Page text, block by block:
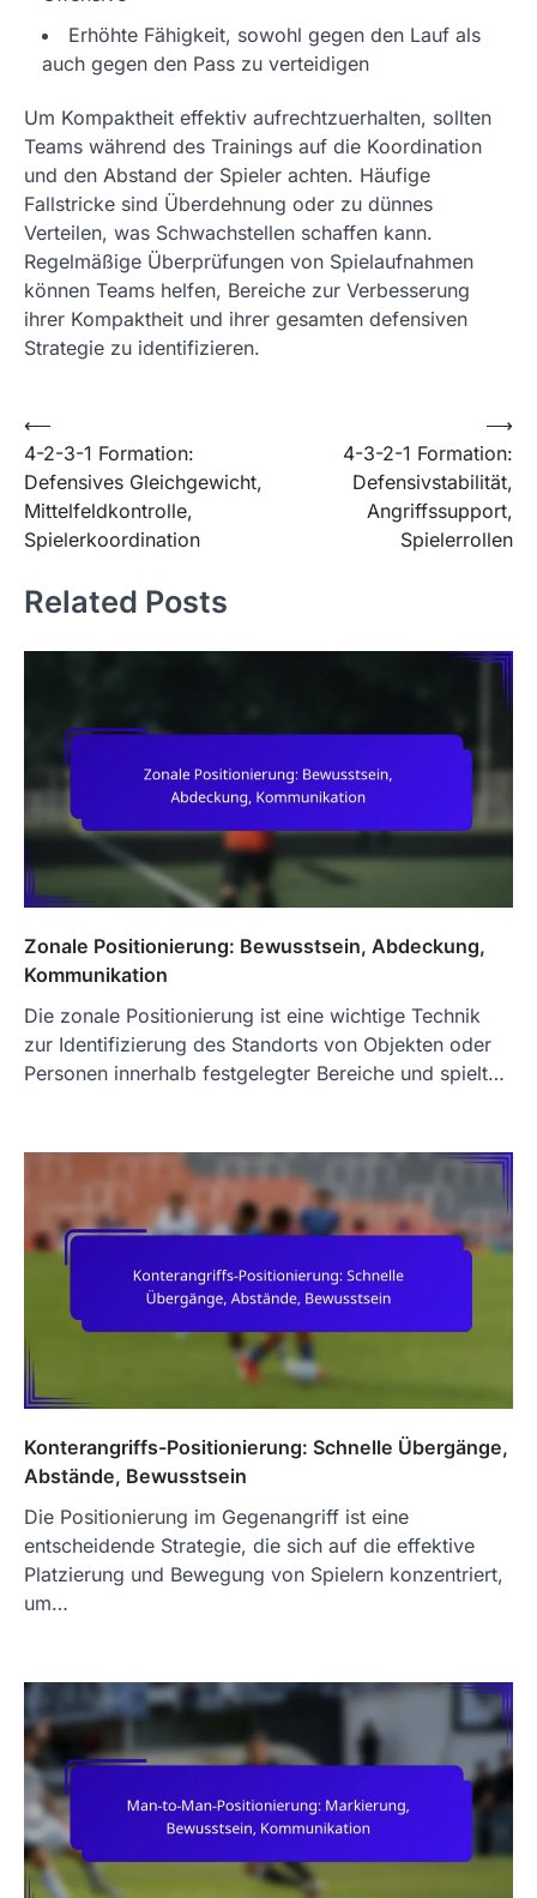
Erhöhte Fähigkeit, sowohl gegen den Lauf als
auch gegen den Pass zu verteidigen
Um Kompaktheit effektiv aufrechtzuerhalten, sollten
Teams während des Trainings auf die Koordination
und den Abstand der Spieler achten. Häufige
Fallstricke sind Überdehnung oder zu dünnes
Verteilen, was Schwachstellen schaffen kann.
Regelmäßige Überprüfungen von Spielaufnahmen
können Teams helfen, Bereiche zur Verbesserung
ihrer Kompaktheit und ihrer gesamten defensiven
Strategie zu identifizieren.
Post
navigation
⟵
4-2-3-1 Formation:
Defensives Gleichgewicht,
Mittelfeldkontrolle,
Spielerkoordination
4-3-2-1 Formation:
Defensivstabilität,
Angriffssupport,
Spielerrollen
⟶
Related Posts
Zonale Positionierung: Bewusstsein, Abdeckung,
Kommunikation
Die zonale Positionierung ist eine wichtige Technik
zur Identifizierung des Standorts von Objekten oder
Personen innerhalb festgelegter Bereiche und spielt…
Konterangriffs-Positionierung: Schnelle Übergänge,
Abstände, Bewusstsein
Die Positionierung im Gegenangriff ist eine
entscheidende Strategie, die sich auf die effektive
Platzierung und Bewegung von Spielern konzentriert,
um…